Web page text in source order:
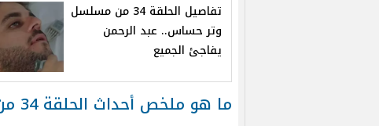
تفاصيل الحلقة 34 من مسلسل
وتر حساس.. عبد الرحمن
يفاجئ الجميع
ما هو ملخص أحداث الحلقة 34 من وتر حساس